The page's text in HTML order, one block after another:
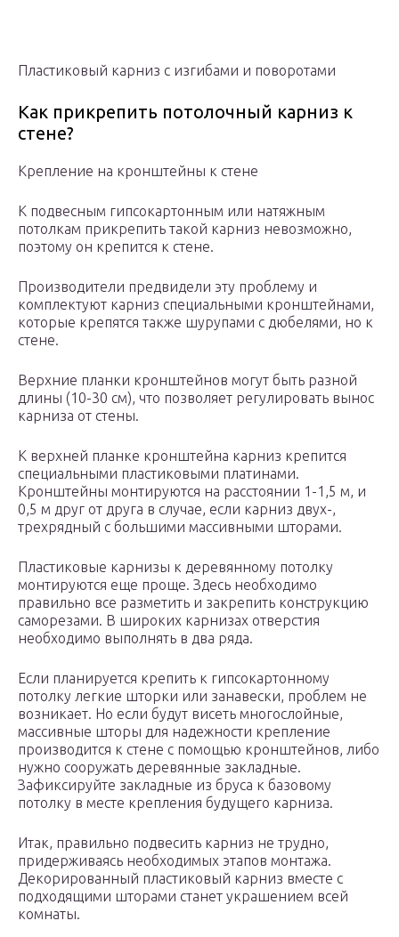
Пластиковый карниз с изгибами и поворотами
Как прикрепить потолочный карниз к
стене?
Крепление на кронштейны к стене
К подвесным гипсокартонным или натяжным
потолкам прикрепить такой карниз невозможно,
поэтому он крепится к стене.
Производители предвидели эту проблему и
комплектуют карниз специальными кронштейнами,
которые крепятся также шурупами с дюбелями, но к
стене.
Верхние планки кронштейнов могут быть разной
длины (10-30 см), что позволяет регулировать вынос
карниза от стены.
К верхней планке кронштейна карниз крепится
специальными пластиковыми платинами.
Кронштейны монтируются на расстоянии 1-1,5 м, и
0,5 м друг от друга в случае, если карниз двух-,
трехрядный с большими массивными шторами.
Пластиковые карнизы к деревянному потолку
монтируются еще проще. Здесь необходимо
правильно все разметить и закрепить конструкцию
саморезами. В широких карнизах отверстия
необходимо выполнять в два ряда.
Если планируется крепить к гипсокартонному
потолку легкие шторки или занавески, проблем не
возникает. Но если будут висеть многослойные,
массивные шторы для надежности крепление
производится к стене с помощью кронштейнов, либо
нужно сооружать деревянные закладные.
Зафиксируйте закладные из бруса к базовому
потолку в месте крепления будущего карниза.
Итак, правильно подвесить карниз не трудно,
придерживаясь необходимых этапов монтажа.
Декорированный пластиковый карниз вместе с
подходящими шторами станет украшением всей
комнаты.